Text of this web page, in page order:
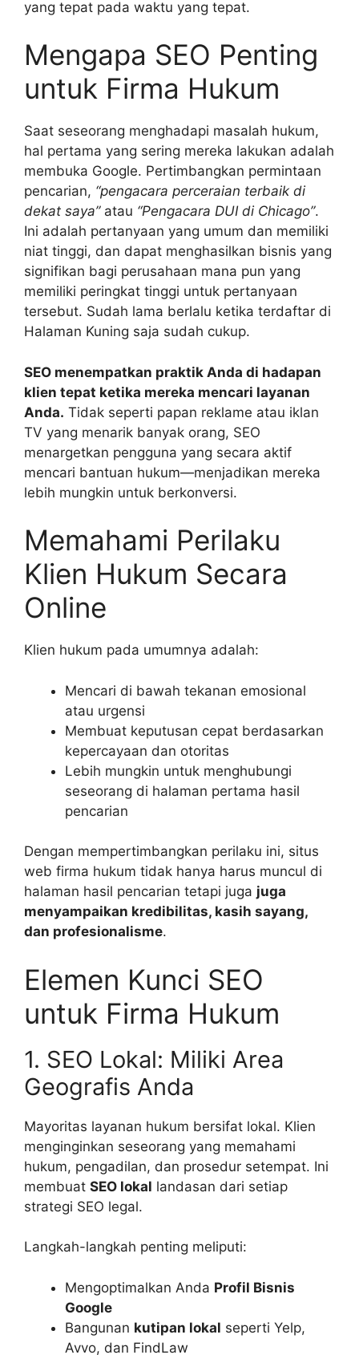
yang tepat pada waktu yang tepat.
Mengapa SEO Penting
untuk Firma Hukum
Saat seseorang menghadapi masalah hukum,
hal pertama yang sering mereka lakukan adalah
membuka Google. Pertimbangkan permintaan
pencarian, “pengacara perceraian terbaik di
dekat saya”atau “Pengacara DUI di Chicago”.
Ini adalah pertanyaan yang umum dan memiliki
niat tinggi, dan dapat menghasilkan bisnis yang
signifikan bagi perusahaan mana pun yang
memiliki peringkat tinggi untuk pertanyaan
tersebut. Sudah lama berlalu ketika terdaftar di
Halaman Kuning saja sudah cukup.
SEO menempatkan praktik Anda di hadapan
klien tepat ketika mereka mencari layanan
Anda. Tidak seperti papan reklame atau iklan
TV yang menarik banyak orang, SEO
menargetkan pengguna yang secara aktif
mencari bantuan hukum—menjadikan mereka
lebih mungkin untuk berkonversi.
Memahami Perilaku
Klien Hukum Secara
Online
Klien hukum pada umumnya adalah:
Mencari di bawah tekanan emosional
atau urgensi
Membuat keputusan cepat berdasarkan
kepercayaan dan otoritas
Lebih mungkin untuk menghubungi
seseorang di halaman pertama hasil
pencarian
Dengan mempertimbangkan perilaku ini, situs
web firma hukum tidak hanya harus muncul di
halaman hasil pencarian tetapi juga juga
menyampaikan kredibilitas, kasih sayang,
dan profesionalisme.
Elemen Kunci SEO
untuk Firma Hukum
1. SEO Lokal: Miliki Area
Geografis Anda
Mayoritas layanan hukum bersifat lokal. Klien
menginginkan seseorang yang memahami
hukum, pengadilan, dan prosedur setempat. Ini
membuat SEO lokal landasan dari setiap
strategi SEO legal.
Langkah-langkah penting meliputi:
Mengoptimalkan Anda Profil Bisnis
Google
Bangunan kutipan lokal seperti Yelp,
Avvo, dan FindLaw